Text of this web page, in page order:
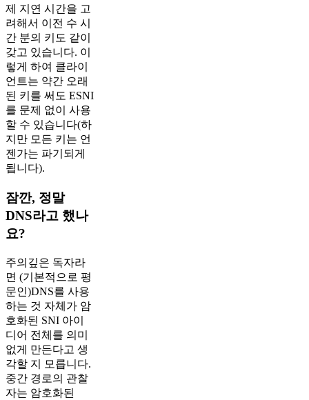
제 지연 시간을 고
려해서 이전 수 시
간 분의 키도 같이
갖고 있습니다. 이
렇게 하여 클라이
언트는 약간 오래
된 키를 써도 ESNI
를 문제 없이 사용
할 수 있습니다(하
지만 모든 키는 언
젠가는 파기되게
됩니다).
잠깐, 정말
DNS라고 했나
요?
주의깊은 독자라
면 (기본적으로 평
문인)DNS를 사용
하는 것 자체가 암
호화된 SNI 아이
디어 전체를 의미
없게 만든다고 생
각할 지 모릅니다.
중간 경로의 관찰
자는 암호화된